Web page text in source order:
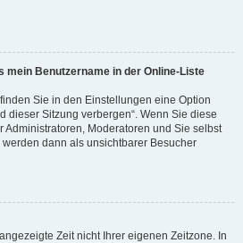
mein Benutzername in der Online-Liste
Sie in den Einstellungen eine Option
dieser Sitzung verbergen“. Wenn Sie diese
Administratoren, Moderatoren und Sie selbst
werden dann als unsichtbarer Besucher
Zeit nicht Ihrer eigenen Zeitzone. In